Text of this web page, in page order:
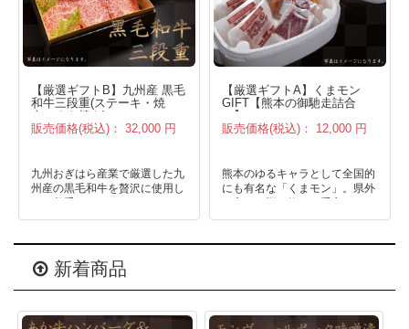
【厳選ギフトB】九州産 黒毛
和牛三段重(ステーキ・焼
肉・すき焼き)
販売価格(税込)： 32,000 円
九州おぎはら産業で厳選した九
州産の黒毛和牛を贅沢に使用し
特別な日のごちそうやお世話に
しょうか?
【厳選ギフトA】くまモン
GIFT【熊本の御馳走詰合
せ】
販売価格(税込)： 12,000 円
熊本のゆるキャラとして全国的
にも有名な「くまモン」。県外
います。
ただき、素敵なプレゼントにな
新着商品